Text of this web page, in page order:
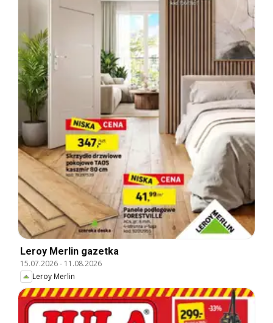
Leroy Merlin gazetka
15.07.2026- 11.08.2026
Leroy Merlin